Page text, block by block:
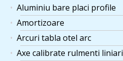
Aluminiu bare placi profile
Amortizoare
Arcuri tabla otel arc
Axe calibrate rulmenti liniari